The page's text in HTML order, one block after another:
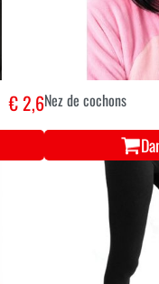
€ 2,6Nez de cochons